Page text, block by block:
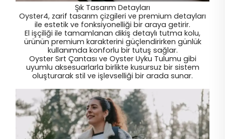
Şık Tasarım Detayları
Oyster4, zarif tasarım çizgileri ve premium detayları
ile estetik ve fonksiyonelliği bir araya getirir.
El işçiliği ile tamamlanan dikiş detaylı tutma kolu,
ürünün premium karakterini güçlendirirken günlük
kullanımda konforlu bir tutuş sağlar.
Oyster Sırt Çantası ve Oyster Uyku Tulumu gibi
uyumlu aksesuarlarla birlikte kusursuz bir sistem
oluşturarak stil ve işlevselliği bir arada sunar.